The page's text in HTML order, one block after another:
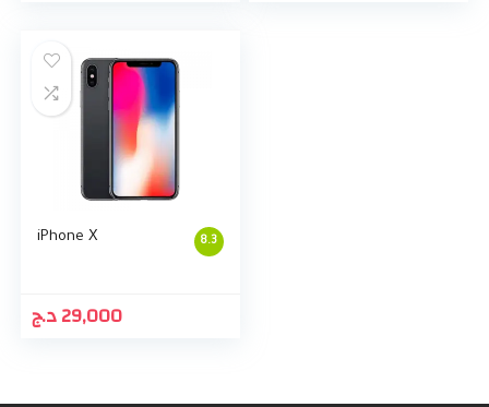
8.3
iPhone X
29,000د.ج